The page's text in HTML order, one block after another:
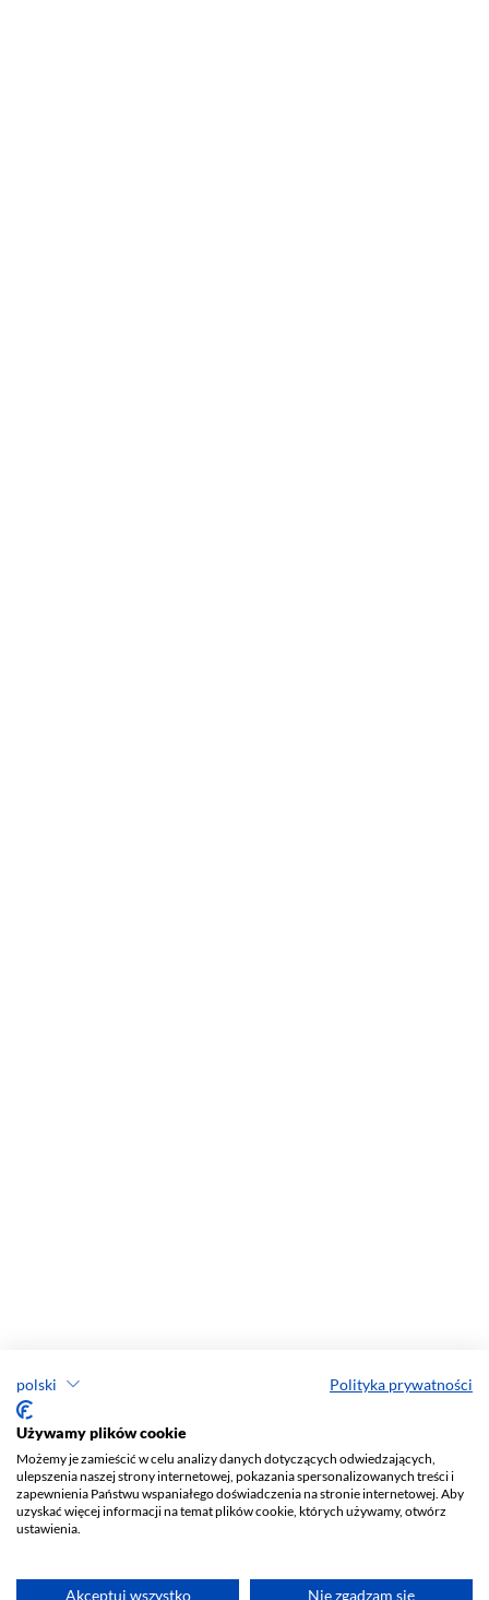
polski Polityka prywatności
Używamy plików cookie
Możemy je zamieścić w celu analizy danych dotyczących odwiedzających,
ulepszenia naszej strony internetowej, pokazania spersonalizowanych treści i
zapewnienia Państwu wspaniałego doświadczenia na stronie internetowej. Aby
uzyskać więcej informacji na temat plików cookie, których używamy, otwórz
ustawienia.
Akceptuj wszystko Nie zgadzam się